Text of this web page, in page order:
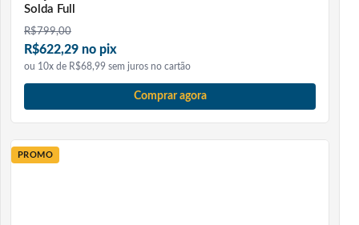
Solda Full
R$799,00
R$622,29 no pix
ou 10x de R$68,99 sem juros no cartão
Comprar agora
PROMO